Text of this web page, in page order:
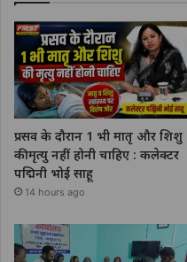
प्रसव के दौरान 1 भी मातृ और शिशु
की मृत्यु नहीं होनी चाहिए : कलेक्टर
पद्मिनी भोई साहू
14 hours ago